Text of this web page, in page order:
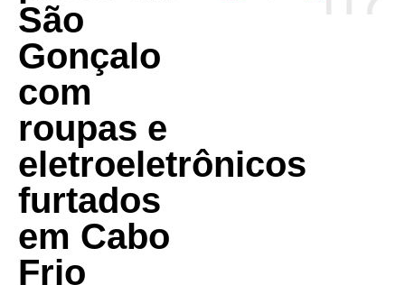
São
Gonçalo
com
roupas e
eletroeletrônicos
furtados
em Cabo
Frio